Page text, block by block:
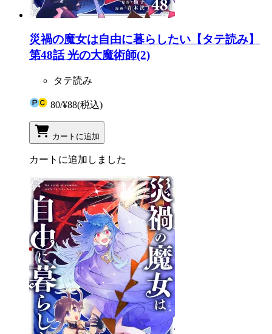
災禍の魔女は自由に暮らしたい【タテ読み】
第48話 光の大魔術師(2)
タテ読み
80/¥88(税込)
カートに追加
カートに追加しました